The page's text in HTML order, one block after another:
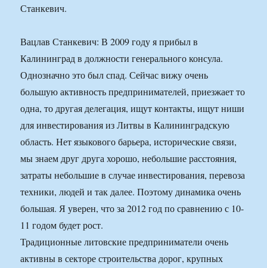
Станкевич.
Вацлав Станкевич: В 2009 году я прибыл в
Калининград в должности генерального консула.
Однозначно это был спад. Сейчас вижу очень
большую активность предпринимателей, приезжает то
одна, то другая делегация, ищут контакты, ищут ниши
для инвестирования из Литвы в Калининградскую
область. Нет языкового барьера, исторические связи,
мы знаем друг друга хорошо, небольшие расстояния,
затраты небольшие в случае инвестирования, перевоза
техники, людей и так далее. Поэтому динамика очень
большая. Я уверен, что за 2012 год по сравнению с 10-
11 годом будет рост.
Традиционные литовские предприниматели очень
активны в секторе строительства дорог, крупных